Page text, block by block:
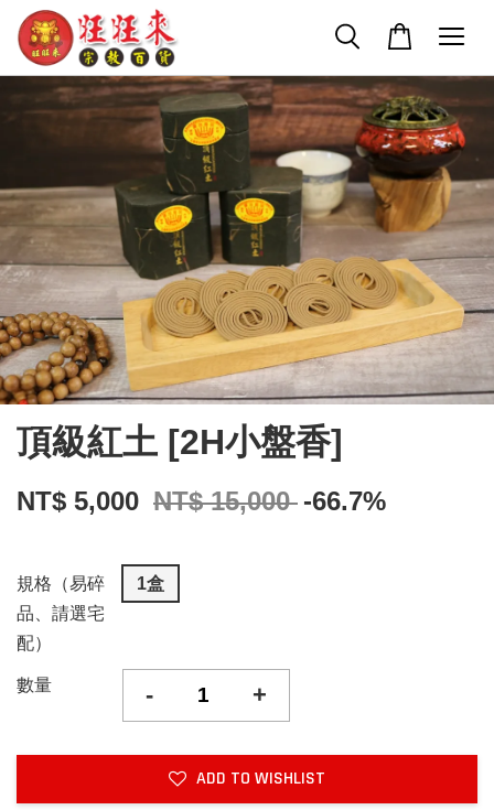
頂級紅土 [2H小盤香]
NT$ 5,000 NT$ 15,000 -66.7%
規格（易碎
品、請選宅
配）
1盒
數量 - +
ADD TO WISHLIST